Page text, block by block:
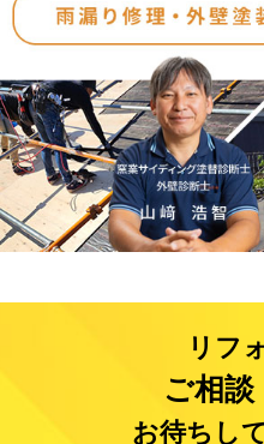
リフ
ご相談
お待ちし